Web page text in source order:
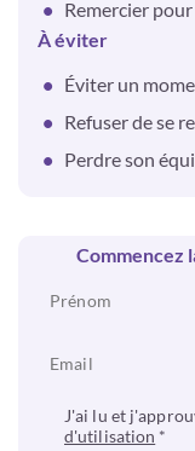
Remercier
À éviter
Éviter un
Refuser de se
Perdre son
Commencez
J'ai lu et
d'utilisation *